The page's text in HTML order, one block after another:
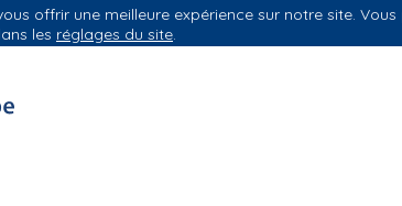
vie offrir une meilleure expérience sur notre site.
les réglages du site.